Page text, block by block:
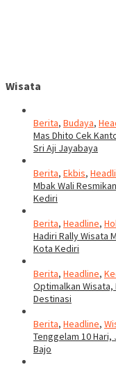
Wisata
Berita, Budaya,
Mas Dhito Cek
Sri Aji Jayabaya
Berita, Ekbis,
Mbak Wali
Kediri
Berita, Headline,
Hadiri Rally Wisata
Kota Kediri
Berita, Headline,
Optimalkan Wisata,
Destinasi
Berita, Headline,
Tenggelam 10 Hari,
Bajo